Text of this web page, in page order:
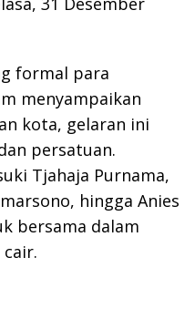
formal para
menyampaikan
kota, gelaran ini
persatuan.
Tjahaja Purnama,
hingga Anies
bersama dalam